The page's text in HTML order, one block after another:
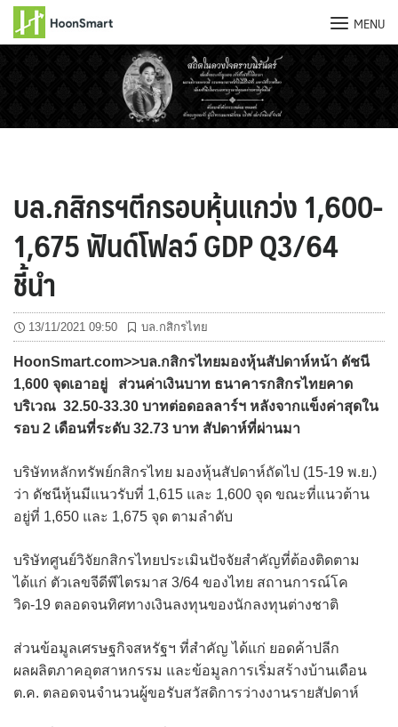
MENU
บล.กสิกรฯตีกรอบหุ้นแกว่ง 1,600-
1,675 ฟันด์โฟลว์ GDP Q3/64
ชี้นำ
13/11/2021 09:50 บล.กสิกรไทย
HoonSmart.com>>บล.กสิกรไทยมองหุ้นสัปดาห์หน้า ดัชนี
1,600 จุดเอาอยู่ ส่วนค่าเงินบาท ธนาคารกสิกรไทยคาด
บริเวณ 32.50-33.30 บาทต่อดอลลาร์ฯ หลังจากแข็งค่าสุดใน
รอบ 2 เดือนที่ระดับ 32.73 บาท สัปดาห์ที่ผ่านมา
บริษัทหลักทรัพย์กสิกรไทย มองหุ้นสัปดาห์ถัดไป (15-19 พ.ย.)
ว่า ดัชนีหุ้นมีแนวรับที่ 1,615 และ 1,600 จุด ขณะที่แนวต้าน
อยู่ที่ 1,650 และ 1,675 จุด ตามลำดับ
บริษัทศูนย์วิจัยกสิกรไทยประเมินปัจจัยสำคัญที่ต้องติดตาม
ได้แก่ ตัวเลขจีดีพีไตรมาส 3/64 ของไทย สถานการณ์โค
วิด-19 ตลอดจนทิศทางเงินลงทุนของนักลงทุนต่างชาติ
ส่วนข้อมูลเศรษฐกิจสหรัฐฯ ที่สำคัญ ได้แก่ ยอดค้าปลีก
ผลผลิตภาคอุตสาหกรรม และข้อมูลการเริ่มสร้างบ้านเดือน
ต.ค. ตลอดจนจำนวนผู้ขอรับสวัสดิการว่างงานรายสัปดาห์